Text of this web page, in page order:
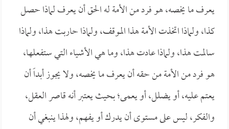
يعرف ما يخصه، هو فرد من الأمة له الحق أن يعرف لماذا حصل
كذا، ولماذا اتخذت الأمة هذا الموقف، ولماذا حاربت هذا، ولماذا
سالمت هذا، ولماذا عادت هذا، وما هي الأشياء التي ستفعلها،
هو فرد من الأمة من حقه أن يعرف ما يخصه، ولا يجوز أبداً أن
يعتم عليه، أو يضلل، أو يعمى؛ بحيث يعتبر أنه قاصر العقل،
والفكر، ليس على مستوى أن يدرك أو يفهم، ولهذا ينبغي أن